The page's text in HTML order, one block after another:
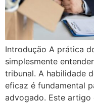
Introdução A prática
simplesmente
tribunal. A habilidade
eficaz é fundamental
advogado. Este artigo